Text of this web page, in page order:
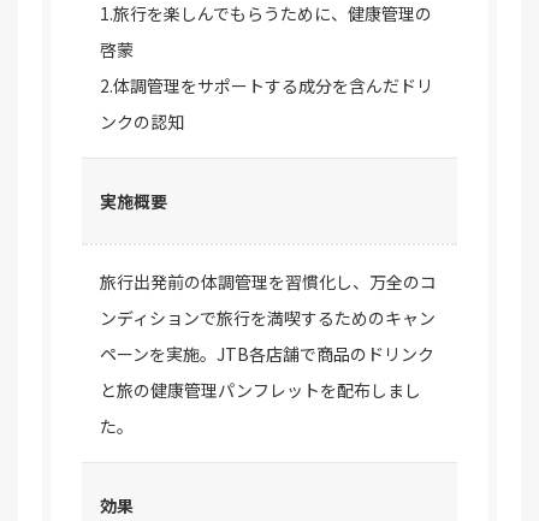
1.旅行を楽しんでもらうために、健康管理の
啓蒙
2.体調管理をサポートする成分を含んだドリ
ンクの認知
実施概要
旅行出発前の体調管理を習慣化し、万全のコ
ンディションで旅行を満喫するためのキャン
ペーンを実施。JTB各店舗で商品のドリンク
と旅の健康管理パンフレットを配布しまし
た。
効果